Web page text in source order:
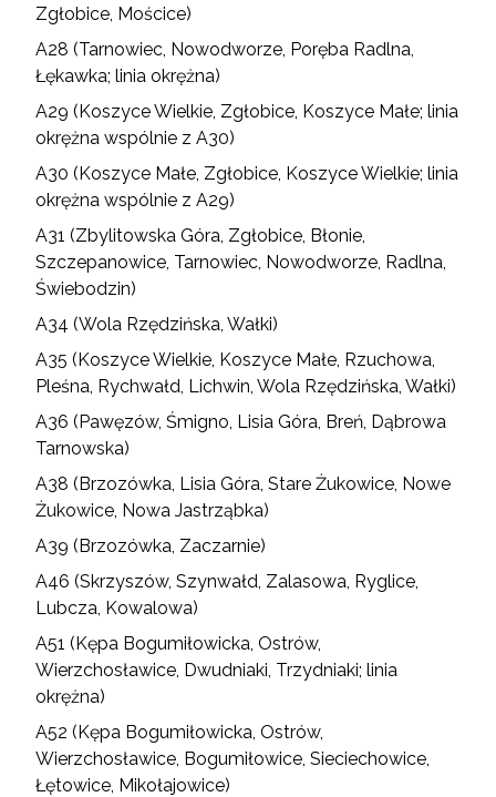
Zgłobice, Mościce)
A28 (Tarnowiec, Nowodworze, Poręba Radlna,
Łękawka; linia okrężna)
A29 (Koszyce Wielkie, Zgłobice, Koszyce Małe; linia
okrężna wspólnie z A30)
A30 (Koszyce Małe, Zgłobice, Koszyce Wielkie; linia
okrężna wspólnie z A29)
A31 (Zbylitowska Góra, Zgłobice, Błonie,
Szczepanowice, Tarnowiec, Nowodworze, Radlna,
Świebodzin)
A34 (Wola Rzędzińska, Wałki)
A35 (Koszyce Wielkie, Koszyce Małe, Rzuchowa,
Pleśna, Rychwałd, Lichwin, Wola Rzędzińska, Wałki)
A36 (Pawęzów, Śmigno, Lisia Góra, Breń, Dąbrowa
Tarnowska)
A38 (Brzozówka, Lisia Góra, Stare Żukowice, Nowe
Żukowice, Nowa Jastrząbka)
A39 (Brzozówka, Zaczarnie)
A46 (Skrzyszów, Szynwałd, Zalasowa, Ryglice,
Lubcza, Kowalowa)
A51 (Kępa Bogumiłowicka, Ostrów,
Wierzchosławice, Dwudniaki, Trzydniaki; linia
okrężna)
A52 (Kępa Bogumiłowicka, Ostrów,
Wierzchosławice, Bogumiłowice, Sieciechowice,
Łętowice, Mikołajowice)